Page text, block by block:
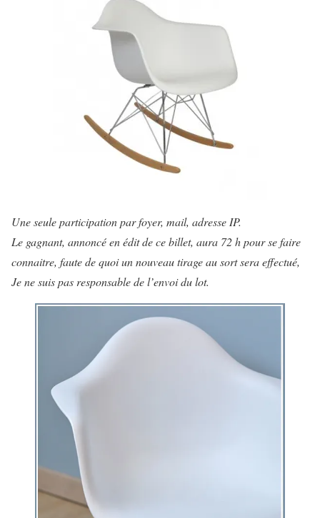
Une seule participation par foyer, mail, adresse IP.
Le gagnant, annoncé en édit de ce billet, aura 72 h pour se faire
connaitre, faute de quoi un nouveau tirage au sort sera effectué,
Je ne suis pas responsable de l’envoi du lot.